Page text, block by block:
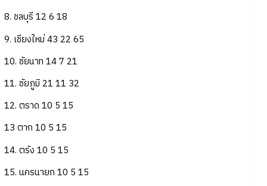
8. ชลบุรี 12 6 18
9. เชียงใหม่ 43 22 65
10. ชัยนาท 14 7 21
11. ชัยภูมิ 21 11 32
12. ตราด 10 5 15
13 ตาก 10 5 15
14. ตรัง 10 5 15
15. นครนายก 10 5 15